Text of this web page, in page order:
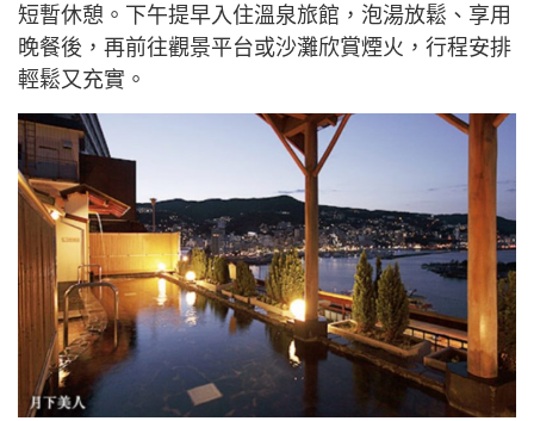
短暫休憩。下午提早入住溫泉旅館，泡湯放鬆、享用
晚餐後，再前往觀景平台或沙灘欣賞煙火，行程安排
輕鬆又充實。